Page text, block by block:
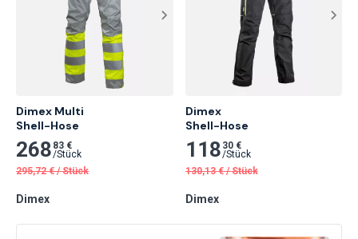
Dimex Multi
Shell-Hose
268 83 €
/Stück
295,72 € /Stück
Dimex
Dimex
Shell-Hose
118 30 €
/Stück
130,13 € /Stück
Dimex